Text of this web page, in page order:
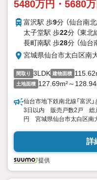
5480万円・5680万
富沢駅 歩9分 （仙台南北
太子堂駅 歩22分 （東北
長町南駅 歩28分 （仙台
宮城県仙台市太白区南
間取り 3LDK 建物面積
土地面積 127.69m²～
仙台市地下鉄南北線「富
3日以内 販売戸数2戸 総
円 宮城県仙台市太白区
詳
提供